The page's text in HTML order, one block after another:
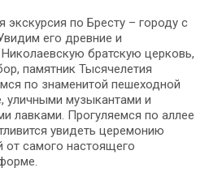
по Бресту – городу с
его древние и
братскую церковь,
памятник Тысячелетия
по знаменитой пешеходной
уличными музыкантами и
лавками. Прогуляемся по аллее
увидеть церемонию
самого настоящего